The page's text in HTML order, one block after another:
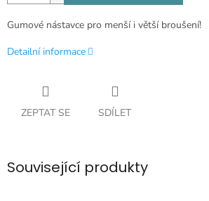
Gumové nástavce pro menší i větší broušení!
Detailní informace
ZEPTAT SE SDÍLET
Související produkty